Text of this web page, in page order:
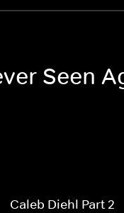
Seen
Caleb Diehl Part 2